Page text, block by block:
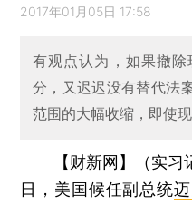
2017年01月05日 17:58
有观点认为，如果撤
分，又迟迟没有替代法
范围的大幅收缩，即使
【财新网】（实习
日，美国候任副总统